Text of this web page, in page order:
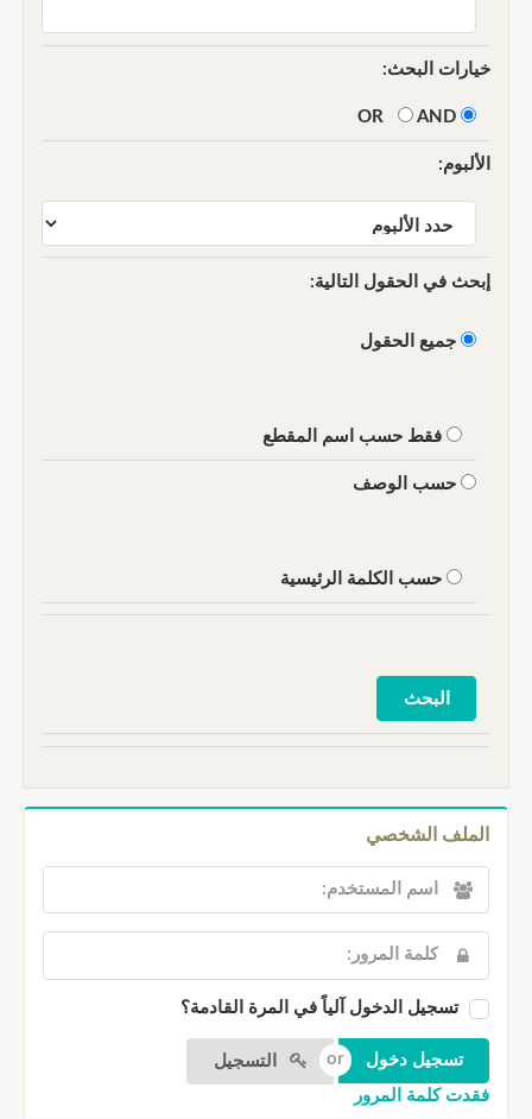
خيارات البحث:
AND
الألبوم:
إبحث في الحقول التالية:
جميع الحقول
فقط حسب اسم المقطع
حسب الوصف
حسب الكلمة الرئيسية
الملف الشخصي
تسجيل الدخول آلياً في المرة القادمة؟
التسجيل
فقدت كلمة المرور